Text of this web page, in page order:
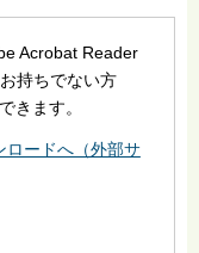
Acrobat Reader
持ちでない方
きます。
ロードへ（外部サ